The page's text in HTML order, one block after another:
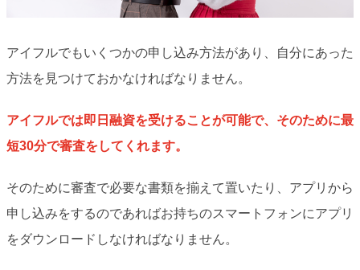
アイフルでもいくつかの申し込み方法があり、自分にあった
方法を見つけておかなければなりません。
アイフルでは即日融資を受けることが可能で、そのために最
短30分で審査をしてくれます。
そのために審査で必要な書類を揃えて置いたり、アプリから
申し込みをするのであればお持ちのスマートフォンにアプリ
をダウンロードしなければなりません。